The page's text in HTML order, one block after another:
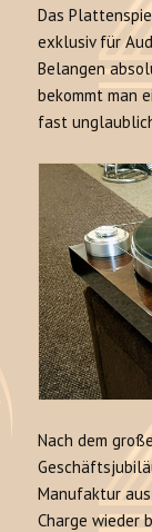
Das
exklusiv für
Belangen
bekommt man
fast
Nach dem
Manufaktur
Charge wieder